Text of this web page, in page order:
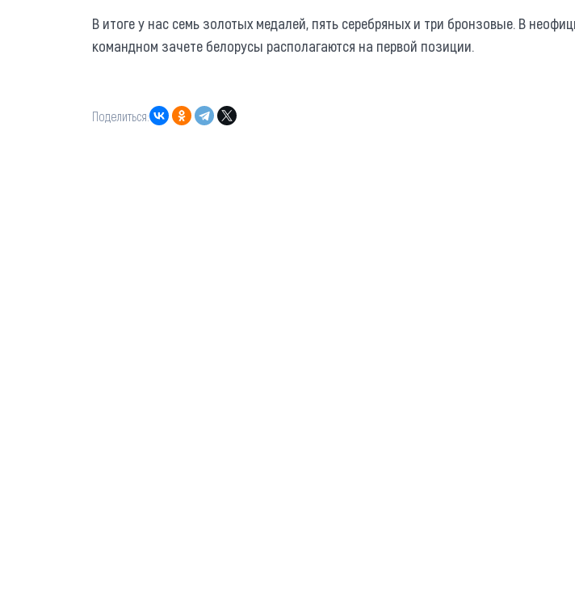
В итоге у нас семь золотых медалей, пять серебряных и три бронзовые. В
командном зачете белорусы располагаются на первой позиции.
Поделиться: